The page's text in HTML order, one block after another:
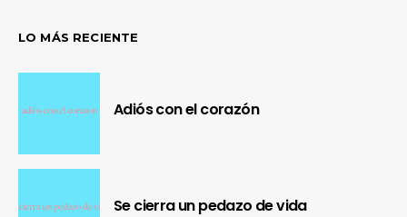
LO MÁS RECIENTE
Adiós con el corazón
Se cierra un pedazo de vida